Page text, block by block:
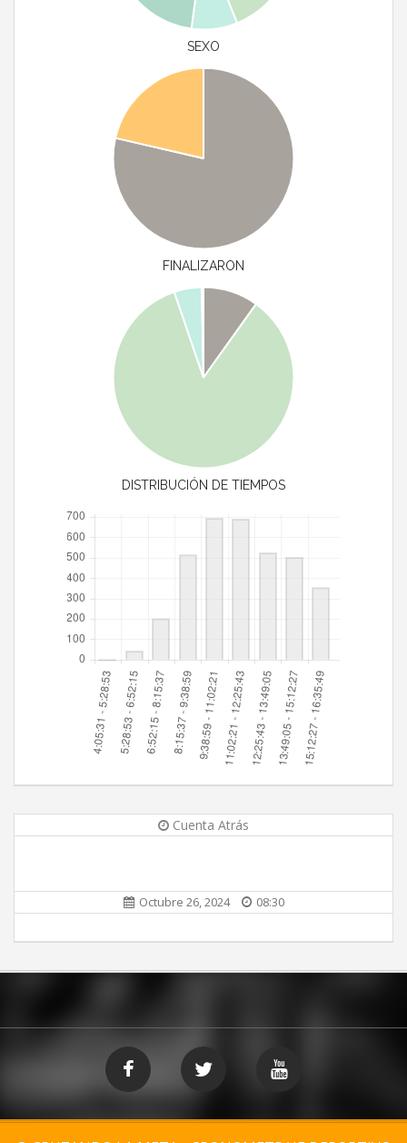
SEXO
FINALIZARON
DISTRIBUCIÓN DE TIEMPOS
Cuenta Atrás
Octubre 26, 2024 08:30